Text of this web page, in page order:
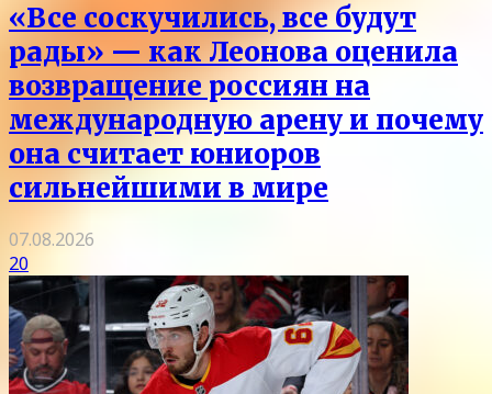
«Все соскучились, все будут
рады» — как Леонова оценила
возвращение россиян на
международную арену и почему
она считает юниоров
сильнейшими в мире
07.08.2026
20